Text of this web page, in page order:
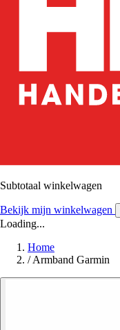
Subtotaal winkelwagen
Bekijk mijn winkelwagen
Loading...
Home
/ Armband Garmin